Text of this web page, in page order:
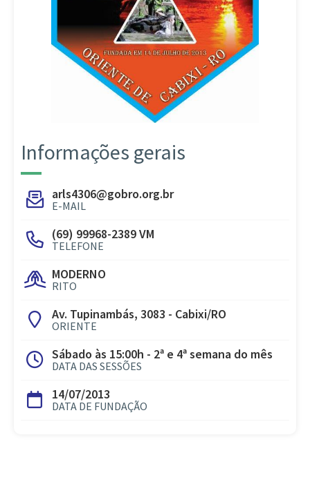
Informações gerais
arls4306@gobro.org.br
E-MAIL
(69) 99968-2389 VM
TELEFONE
MODERNO
RITO
Av. Tupinambás, 3083 - Cabixi/RO
ORIENTE
Sábado às 15:00h - 2ª e 4ª semana do mês
DATA DAS SESSÕES
14/07/2013
DATA DE FUNDAÇÃO